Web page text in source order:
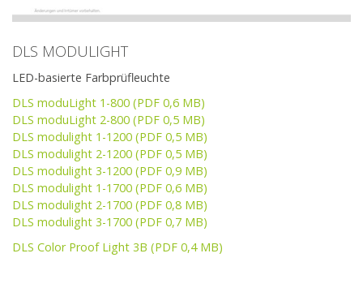
DLS MODULIGHT
LED-basierte Farbprüfleuchte
DLS moduLight 1-800 (PDF 0,6 MB)
DLS moduLight 2-800 (PDF 0,5 MB)
DLS modulight 1-1200 (PDF 0,5 MB)
DLS modulight 2-1200 (PDF 0,5 MB)
DLS modulight 3-1200 (PDF 0,9 MB)
DLS modulight 1-1700 (PDF 0,6 MB)
DLS modulight 2-1700 (PDF 0,8 MB)
DLS modulight 3-1700 (PDF 0,7 MB)
DLS Color Proof Light 3B (PDF 0,4 MB)